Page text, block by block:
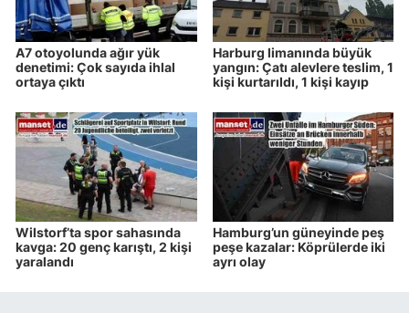
A7 otoyolunda ağır yük
denetimi: Çok sayıda ihlal
ortaya çıktı
Harburg limanında büyük
yangın: Çatı alevlere teslim, 1
kişi kurtarıldı, 1 kişi kayıp
Wilstorf’ta spor sahasında
kavga: 20 genç karıştı, 2 kişi
yaralandı
Hamburg’un güneyinde peş
peşe kazalar: Köprülerde iki
ayrı olay